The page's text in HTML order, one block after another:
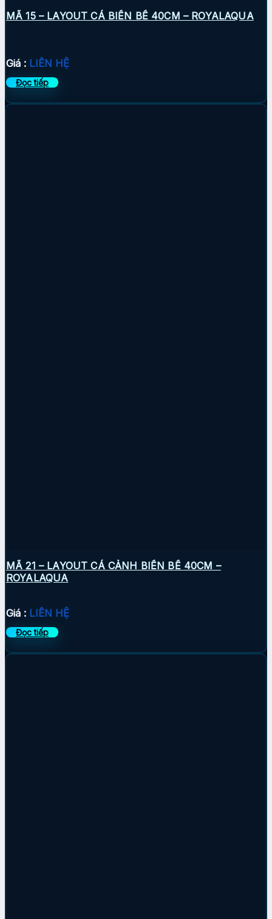
MÃ 15 – LAYOUT CÁ BIỂN BỂ 40CM – ROYALAQUA
Giá : LIÊN HỆ
Đọc tiếp
MÃ 21 – LAYOUT CÁ CẢNH BIỂN BỂ 40CM –
ROYALAQUA
Giá : LIÊN HỆ
Đọc tiếp